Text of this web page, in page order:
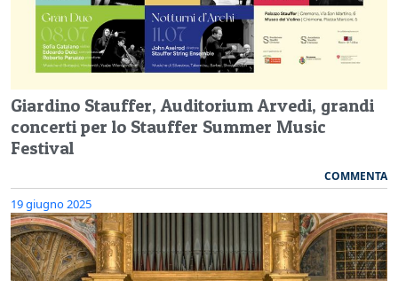
Giardino Stauffer, Auditorium Arvedi, grandi
concerti per lo Stauffer Summer Music
Festival
COMMENTA
19 giugno 2025